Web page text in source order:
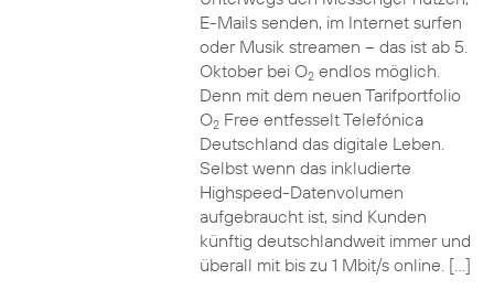
E-Mails senden, im Internet surfen
oder Musik streamen – das ist ab 5.
Oktober bei O2endlos möglich.
Denn mit dem neuen Tarifportfolio
O2Free entfesselt Telefónica
Deutschland das digitale Leben.
Selbst wenn das inkludierte
Highspeed-Datenvolumen
aufgebraucht ist, sind Kunden
künftig deutschlandweit immer und
überall mit bis zu 1 Mbit/s online. […]